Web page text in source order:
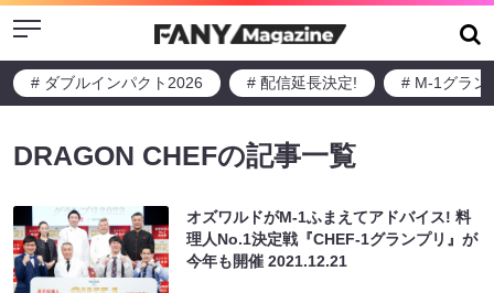
Menu
# ダブルインパクト2026 # 配信延長決定! # M-1グラン
DRAGON CHEFの記事一覧
オズワルドがM-1ふまえてアドバイス! 料
理人No.1決定戦『CHEF-1グランプリ』が
今年も開催2021.12.21